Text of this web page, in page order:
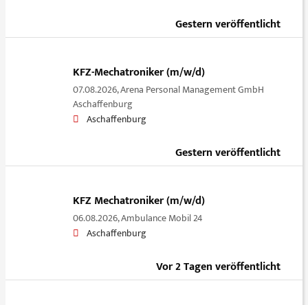
Gestern veröffentlicht
KFZ-Mechatroniker (m/w/d)
07.08.2026,Arena Personal Management GmbH
Aschaffenburg
Aschaffenburg
Gestern veröffentlicht
KFZ Mechatroniker (m/w/d)
06.08.2026,Ambulance Mobil 24
Aschaffenburg
Vor 2 Tagen veröffentlicht